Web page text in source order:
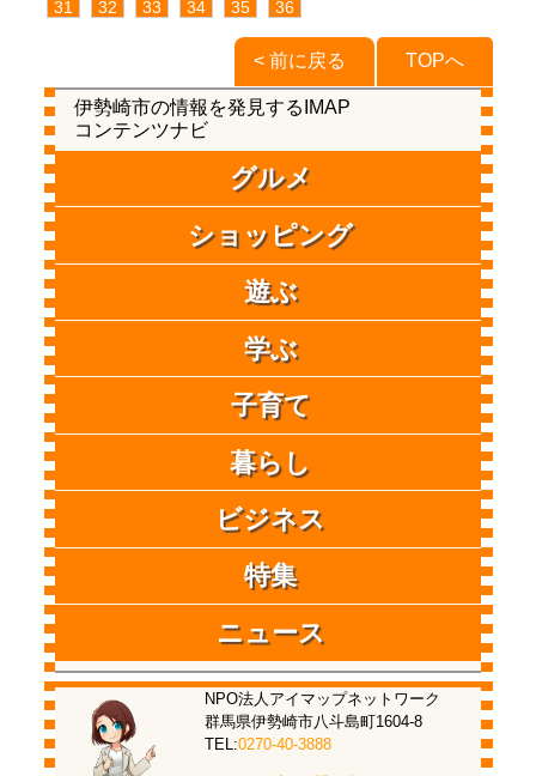
31
32 33 34 35 36
TOPへ
< 前に戻る
伊勢崎市の情報を発見するIMAP
コンテンツナビ
グルメ
ショッピング
遊ぶ
学ぶ
子育て
暮らし
ビジネス
特集
ニュース
NPO法人アイマップネットワーク
群馬県伊勢崎市八斗島町1604-8
TEL:0270-40-3888